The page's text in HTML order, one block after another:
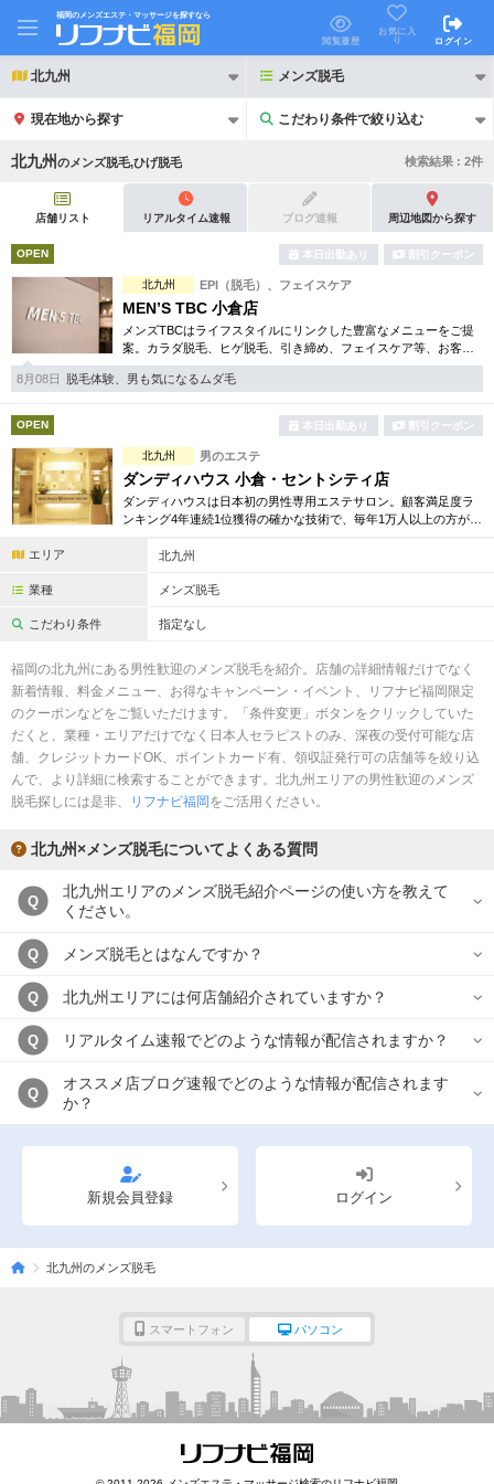
福岡のメンズエステ・マッサージを探すなら
閲覧履歴
お気に入
り
ログイン
北九州 メンズ脱毛
現在地から探す こだわり条件で絞り込む
こだわり条件で絞り込む
21時以降も受付 24時以降も受付
初回割引あり リピーター割引あり
団体割引
キャッシュレス決済OK 領収証発行可
2名様歓迎
完全個室 半個室あり
フットバスあり
専用駐車場あり
日本人スタッフのみ 女性スタッフのみ
スタッフ指名可 Ｗセラピスト
駅から徒歩5分以内
北九州の メンズ脱毛,ひげ脱毛 検索結果 : 2件
店舗リスト リアルタイム速報 ブログ速報 周辺地図から探す
OPEN 本日出勤あり 割引クーポン
北九州 EPI（脱毛）、フェイスケア
MEN’S TBC 小倉店
メンズTBCはライフスタイルにリンクした豊富なメニューをご提
案。カラダ脱毛、ヒゲ脱毛、引き締め、フェイスケア等、お客様
のニーズにマッチした施術で日常に寄り添います。まずはお得な
体験コースをチェック。
8月08日 脱毛体験、男も気になるムダ毛
OPEN 本日出勤あり 割引クーポン
北九州 男のエステ
ダンディハウス 小倉・セントシティ店
ダンディハウスは日本初の男性専用エステサロン。顧客満足度ラ
ンキング4年連続1位獲得の確かな技術で、毎年1万人以上の方が効
メニューも多数ご用意。
エリア 北九州
業種 メンズ脱毛
こだわり条件 指定なし
福岡の北九州にある男性歓迎のメンズ脱毛を紹介。店舗の詳細情報だけでなく
新着情報、料金メニュー、お得なキャンペーン・イベント、リフナビ福岡限定
のクーポンなどをご覧いただけます。「条件変更」ボタンをクリックしていた
だくと、業種・エリアだけでなく日本人セラピストのみ、深夜の受付可能な店
舗、クレジットカードOK、ポイントカード有、領収証発行可の店舗等を絞り込
んで、より詳細に検索することができます。北九州エリアの男性歓迎のメンズ
脱毛探しには是非、
リフナビ福岡 をご活用ください。
北九州×メンズ脱毛についてよくある質問
Q
北九州エリアのメンズ脱毛紹介ページの使い方を教えて
ください。
Q メンズ脱毛とはなんですか？
Q 北九州エリアには何店舗紹介されていますか？
Q リアルタイム速報でどのような情報が配信されますか？
Q
オススメ店ブログ速報でどのような情報が配信されます
か？
新規会員登録 ログイン
北九州のメンズ脱毛
スマートフォン パソコン